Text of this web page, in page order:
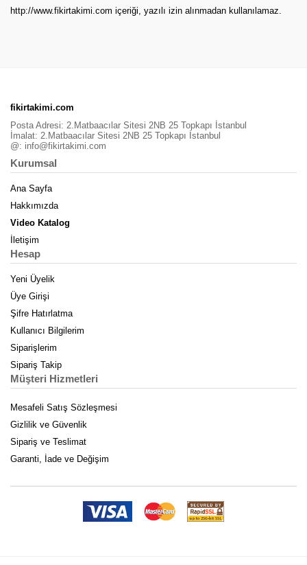
http://www.fikirtakimi.com içeriği, yazılı izin alınmadan kullanılamaz.
fikirtakimi.com
Posta Adresi: 2.Matbaacılar Sitesi 2NB 25 Topkapı İstanbul
İmalat: 2.Matbaacılar Sitesi 2NB 25 Topkapı İstanbul
@: info@fikirtakimi.com
Kurumsal
Ana Sayfa
Hakkımızda
Video Katalog
İletişim
Hesap
Yeni Üyelik
Üye Girişi
Şifre Hatırlatma
Kullanıcı Bilgilerim
Siparişlerim
Sipariş Takip
Müşteri Hizmetleri
Mesafeli Satış Sözleşmesi
Gizlilik ve Güvenlik
Sipariş ve Teslimat
Garanti, İade ve Değişim